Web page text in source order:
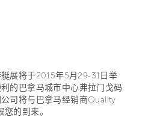
展将于2015年5月29-31日举
的巴拿马城市中心弗拉门戈码
司将与巴拿马经销商Quality
的到来。